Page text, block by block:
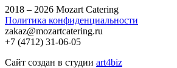
2018 – 2026 Mozart Catering
Политика конфиденциальности
zakaz@mozartcatering.ru
+7 (4712) 31-06-05
Сайт создан в студии art4biz